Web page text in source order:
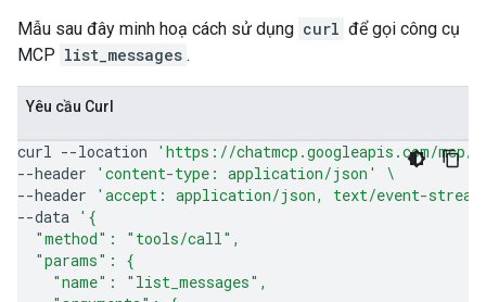
Mẫu sau đây minh hoạ cách sử dụng curl để gọi công cụ
MCP list_messages .
Yêu cầu Curl
curl --location
'https://chatmcp.googleapis.com/mcp/
--header
'content-type: application/json'
\
--header
'accept: application/json, text/event-
--data '{
  "method": "tools/call",
  "params": {
    "name": "list_messages",